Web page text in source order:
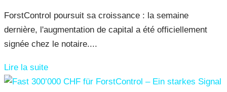
ForstControl poursuit sa croissance : la semaine
dernière, l'augmentation de capital a été officiellement
signée chez le notaire....
Lire la suite